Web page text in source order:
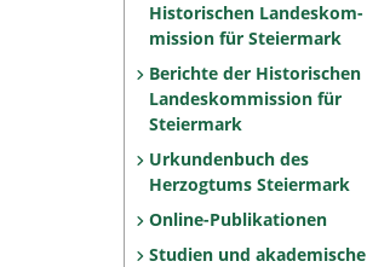
Histo­rischen Landeskom­
mis­sion für Steiermark
Berichte der Historischen
Landeskommission für
Steiermark
Urkundenbuch des
Herzogtums Steiermark
Online-Publikationen
Studien und akademische